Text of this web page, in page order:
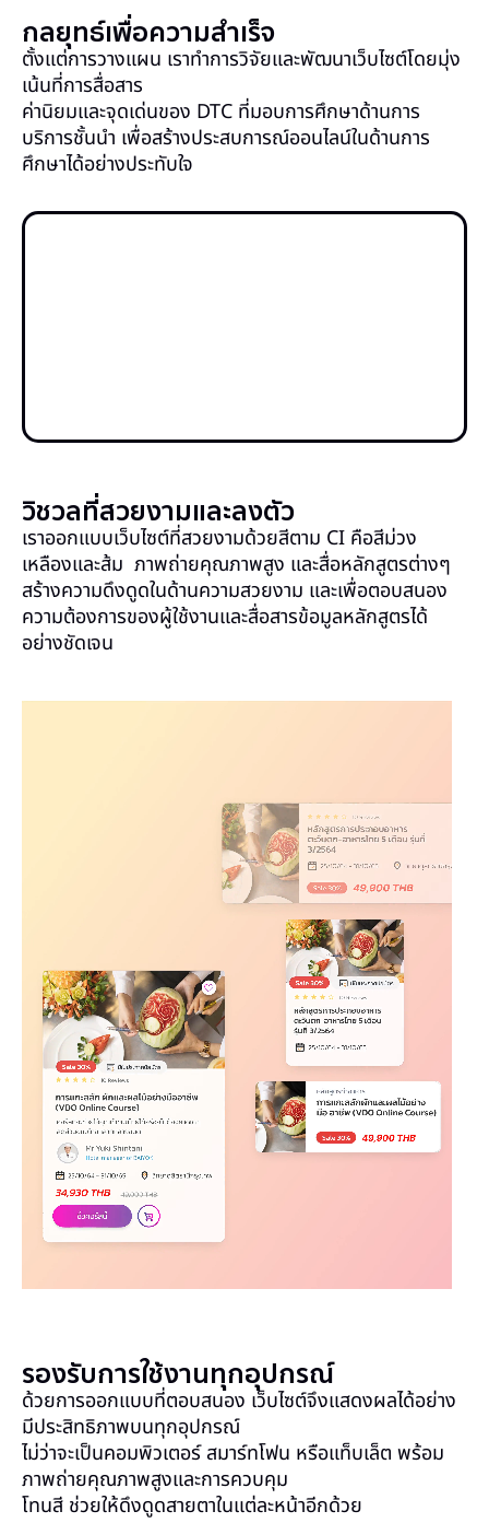
กลยุทธ์เพื่อความสำเร็จ
ตั้งแต่การวางแผน เราทำการวิจัยและพัฒนาเว็บไซต์โดยมุ่ง
เน้นที่การสื่อสาร
ค่านิยมและจุดเด่นของ DTC ที่มอบการศึกษาด้านการ
บริการชั้นนำ เพื่อสร้างประสบการณ์ออนไลน์ในด้านการ
ศึกษาได้อย่างประทับใจ
วิชวลที่สวยงามและลงตัว
เราออกแบบเว็บไซต์ที่สวยงามด้วยสีตาม CI คือสีม่วง
เหลืองและส้ม ภาพถ่ายคุณภาพสูง และสื่อหลักสูตรต่างๆ
สร้างความดึงดูดในด้านความสวยงาม และเพื่อตอบสนอง
ความต้องการของผู้ใช้งานและสื่อสารข้อมูลหลักสูตรได้
อย่างชัดเจน
รองรับการใช้งานทุกอุปกรณ์
ด้วยการออกแบบที่ตอบสนอง เว็บไซต์จึงแสดงผลได้อย่าง
มีประสิทธิภาพบนทุกอุปกรณ์
ไม่ว่าจะเป็นคอมพิวเตอร์ สมาร์ทโฟน หรือแท็บเล็ต พร้อม
ภาพถ่ายคุณภาพสูงและการควบคุม
โทนสี ช่วยให้ดึงดูดสายตาในแต่ละหน้าอีกด้วย